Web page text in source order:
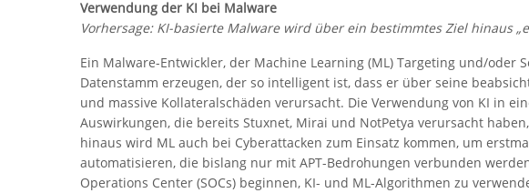
Verwendung der KI bei Malware
Vorhersage: KI-basierte Malware wird über ein bestimmtes Ziel hinaus
Ein Malware-Entwickler, der Machine Learning (ML) Targeting und/oder
Datenstamm erzeugen, der so intelligent ist, dass er über seine
und massive Kollateralschäden verursacht. Die Verwendung von KI in
Auswirkungen, die bereits Stuxnet, Mirai und NotPetya verursacht
hinaus wird ML auch bei Cyberattacken zum Einsatz kommen, um
automatisieren, die bislang nur mit APT-Bedrohungen verbunden
Operations Center (SOCs) beginnen, KI- und ML-Algorithmen zu